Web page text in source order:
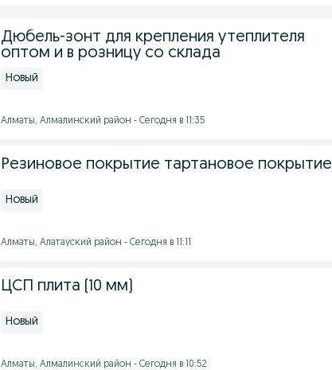
Дюбель-зонт для крепления утеплителя
оптом и в розницу со склада
Новый
Алматы, Алмалинский район - Сегодня в 11:35
Резиновое покрытие тартановое покрытие
Новый
Алматы, Алатауский район - Сегодня в 11:11
ЦСП плита (10 мм)
Новый
Алматы, Алмалинский район - Сегодня в 10:52